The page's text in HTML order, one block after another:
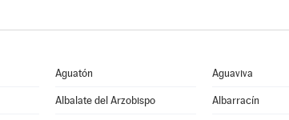
Aguatón Aguaviva
Albalate del Arzobispo Albarracín